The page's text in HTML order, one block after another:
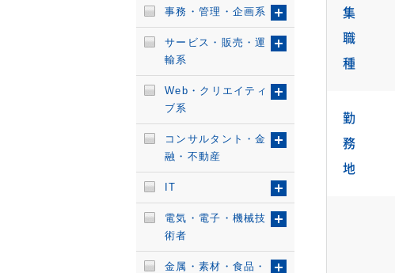
集
職
種
勤
務
地
事務・管理・企画系
サービス・販売・運
輸系
Web・クリエイティ
ブ系
コンサルタント・金
融・不動産
IT
電気・電子・機械技
術者
金属・素材・食品・